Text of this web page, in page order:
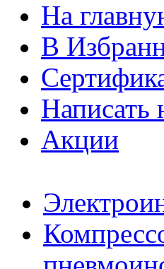
На
В
Написать
Акции